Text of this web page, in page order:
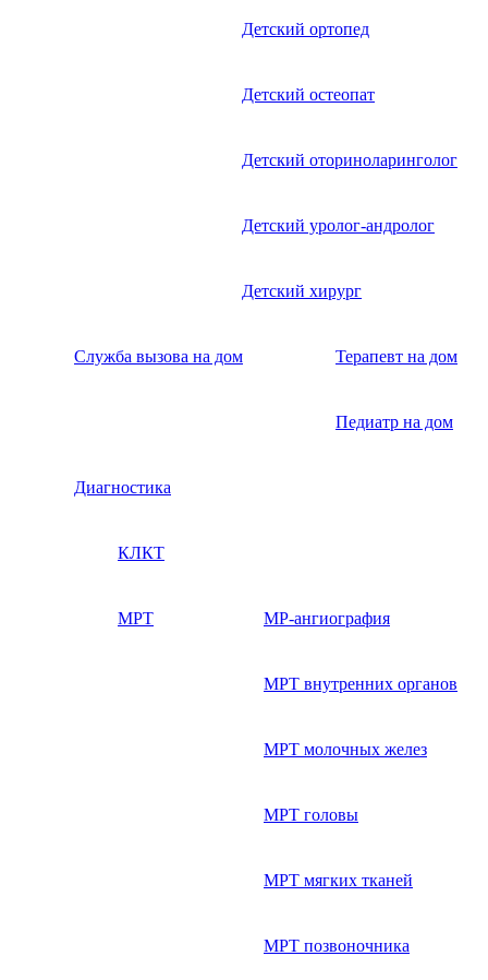
Детский ортопед
Детский остеопат
Детский оториноларинголог
Детский уролог-андролог
Детский хирург
Служба вызова на дом Терапевт на дом
Педиатр на дом
Диагностика
КЛКТ
МРТ МР-ангиография
МРТ внутренних органов
МРТ молочных желез
МРТ головы
МРТ мягких тканей
МРТ позвоночника